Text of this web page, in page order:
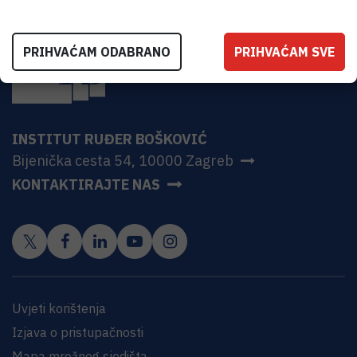
INSTITUT RUĐER BOŠKOVIĆ
Bijenička cesta 54, 10000 Zagreb
KONTAKTIRAJTE NAS
Uvjeti korištenja
Izjava o pristupačnosti
PRIHVAĆAM ODABRANO PRIHVAĆAM SVE